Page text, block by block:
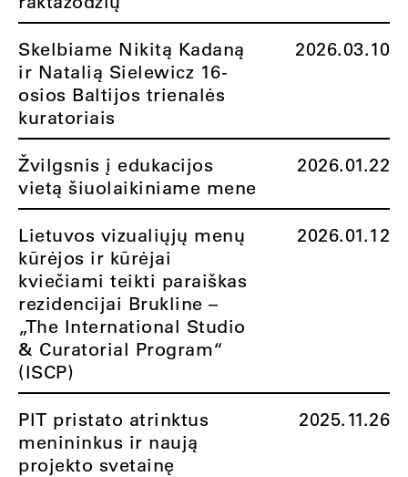
Skelbiame Nikitą Kadaną
ir Natalią Sielewicz 16-
osios Baltijos trienalės
kuratoriais
2026.03.10
Žvilgsnis į edukacijos
vietą šiuolaikiniame mene
2026.01.22
Lietuvos vizualiųjų menų
kūrėjos ir kūrėjai
kviečiami teikti paraiškas
rezidencijai Brukline –
„The International Studio
& Curatorial Program“
(ISCP)
2026.01.12
PIT pristato atrinktus
menininkus ir naują
projekto svetainę
2025.11.26